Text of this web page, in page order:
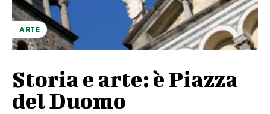
ARTE
Storia e arte: è Piazza
del Duomo